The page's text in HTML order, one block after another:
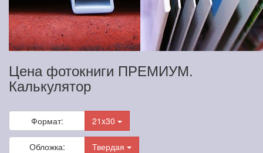
Цена фотокниги ПРЕМИУМ.
Калькулятор
Формат: 21x30
Обложка: Твердая